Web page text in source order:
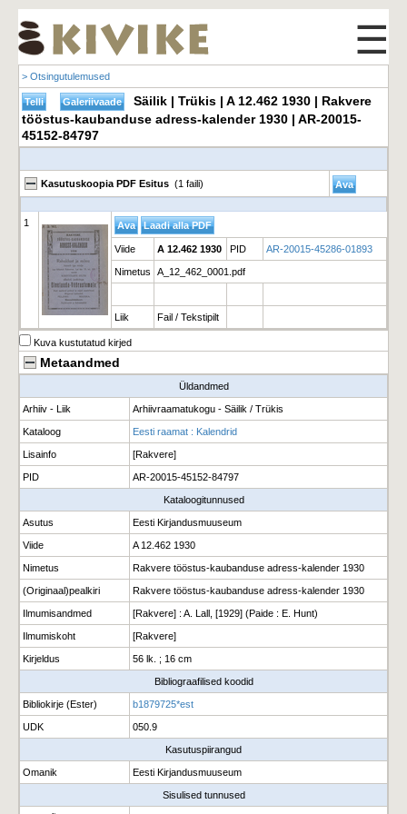
☰
> Otsingutulemused
Säilik | Trükis | A 12.462 1930 | Rakvere
tööstus-kaubanduse adress-kalender 1930 | AR-20015-
45152-84797
Kasutuskoopia PDF Esitus (1 faili)
1
Viide A 12.462 1930 PID AR-20015-45286-01893
Nimetus A_12_462_0001.pdf
Liik Fail / Tekstipilt
Kuva kustutatud kirjed
Metaandmed
Üldandmed
Arhiiv - Liik Arhiivraamatukogu - Säilik / Trükis
Kataloog Eesti raamat : Kalendrid
Lisainfo [Rakvere]
PID AR-20015-45152-84797
Kataloogitunnused
Asutus Eesti Kirjandusmuuseum
Viide A 12.462 1930
Nimetus Rakvere tööstus-kaubanduse adress-kalender 1930
(Originaal)pealkiri Rakvere tööstus-kaubanduse adress-kalender 1930
Ilmumisandmed [Rakvere] : A. Lall, [1929] (Paide : E. Hunt)
Ilmumiskoht [Rakvere]
Kirjeldus 56 lk. ; 16 cm
Bibliograafilised koodid
Bibliokirje (Ester) b1879725*est
UDK 050.9
Kasutuspiirangud
Omanik Eesti Kirjandusmuuseum
Sisulised tunnused